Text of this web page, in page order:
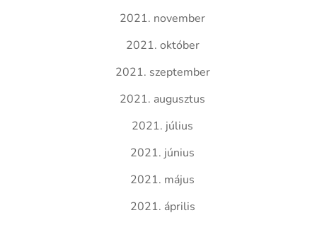
2021. november
2021. október
2021. szeptember
2021. augusztus
2021. július
2021. június
2021. május
2021. április